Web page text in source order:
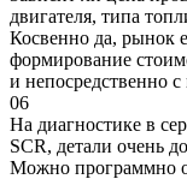
двигателя, типа
Косвенно да, рынок
формирование
и непосредственно
06
На диагностике в
SCR, детали очень
Можно программно